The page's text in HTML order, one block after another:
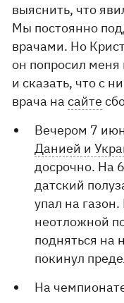
выяснить, что
Мы постоянно
врачами. Но
он попросил меня
и сказать, что с
врача насайте
Вечером 7
Данией и
досрочно. На
датский
упал на
неотложной
подняться на
покинул
На